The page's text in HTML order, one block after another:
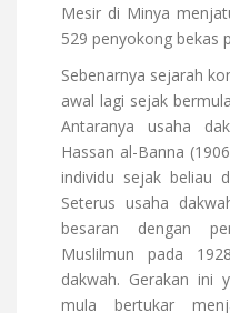
Mesir di Minya
529 penyokong bekas
Sebenarnya sejarah
awal lagi sejak
Antaranya usaha
Hassan al-Banna
individu sejak beliau
Seterus usaha
besaran dengan
Muslilmun pada
dakwah. Gerakan ini
mula bertukar